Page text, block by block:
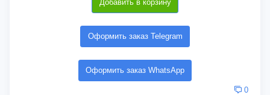
Добавить в корзину
Оформить заказ Telegram
Оформить заказ WhatsApp
0